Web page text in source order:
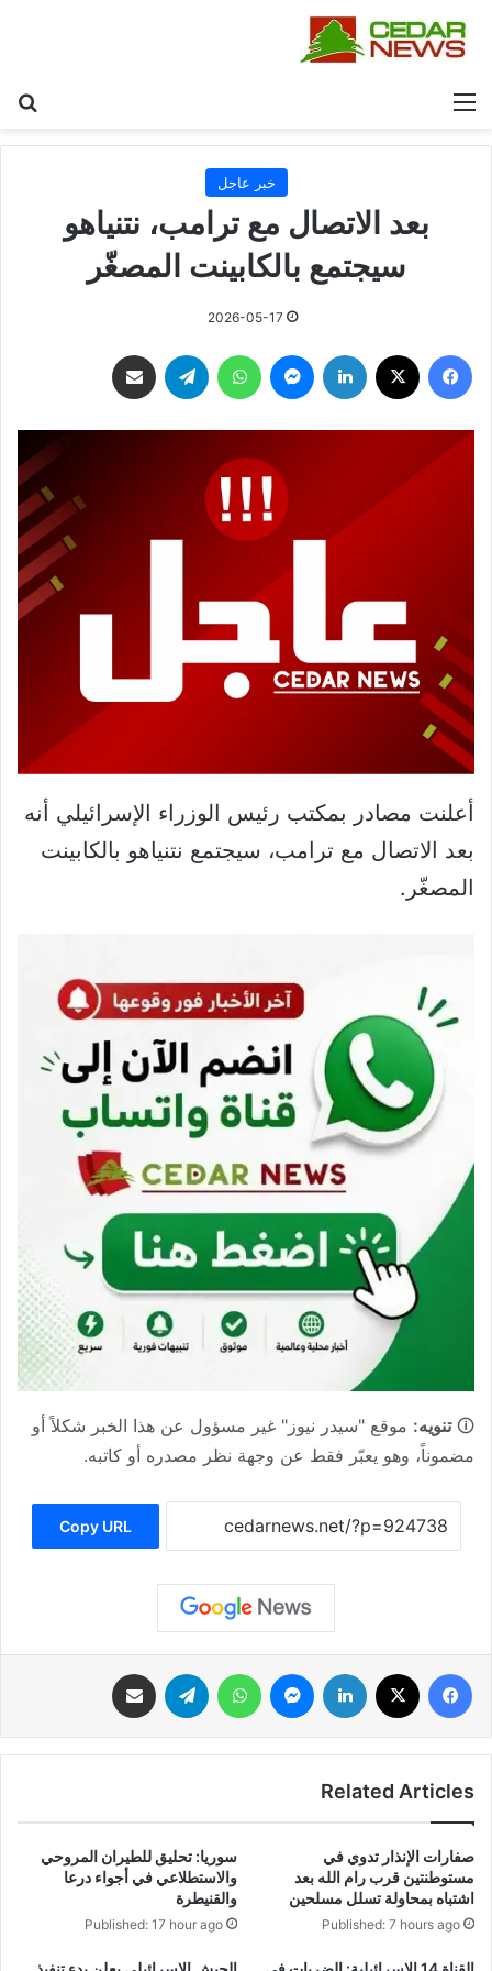
القائمة
خبر عاجل
بعد الاتصال مع ترامب، نتنياهو
سيجتمع بالكابينت المصغّر
2026-05-17
فيسبوك لينكدإن ماسنجر واتساب تيلقرام
أعلنت مصادر بمكتب رئيس الوزراء الإسرائيلي أنه
بعد الاتصال مع ترامب، سيجتمع نتنياهو بالكابينت
المصغّر.
🛈تنويه: موقع "سيدر نيوز" غير مسؤول عن هذا الخبر شكلاً أو
مضموناً، وهو يعبّر فقط عن وجهة نظر مصدره أو كاتبه.
Copy URL
فيسبوك لينكدإن ماسنجر واتساب تيلقرام
Related Articles
صفارات الإنذار تدوي في
مستوطنتين قرب رام الله بعد
اشتباه بمحاولة تسلل مسلحين
Published: 7 hours ago
سوريا: تحليق للطيران المروحي
والاستطلاعي في أجواء درعا
والقنيطرة
Published: 17 hour ago